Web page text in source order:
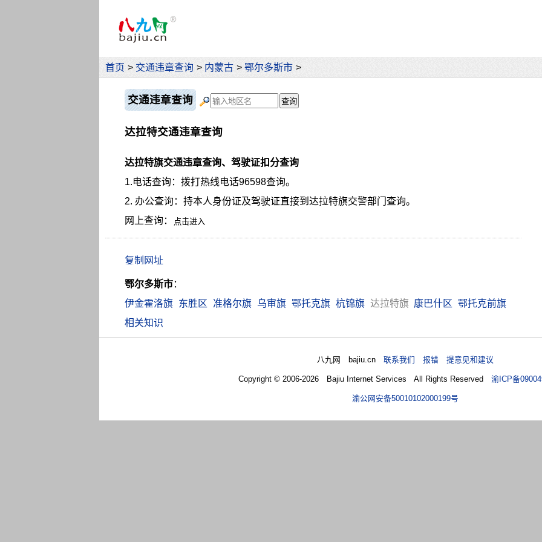
首页 > 交通违章查询 > 内蒙古 > 鄂尔多斯市 >
交通违章查询
达拉特交通违章查询
达拉特旗交通违章查询、驾驶证扣分查询
1.电话查询：拨打热线电话96598查询。
2. 办公查询：持本人身份证及驾驶证直接到达拉特旗交警部门查询。
网上查询：
鄂尔多斯市：
伊金霍洛旗 东胜区 准格尔旗 乌审旗 鄂托克旗 杭锦旗 达拉特旗 康巴什区 鄂托克前旗
相关知识
八九网 bajiu.cn联系我们 报错 提意见和建议
Copyright © 2006-2026 Bajiu Internet Services All Rights Reserved 渝ICP备
渝公网安备50010102000199号